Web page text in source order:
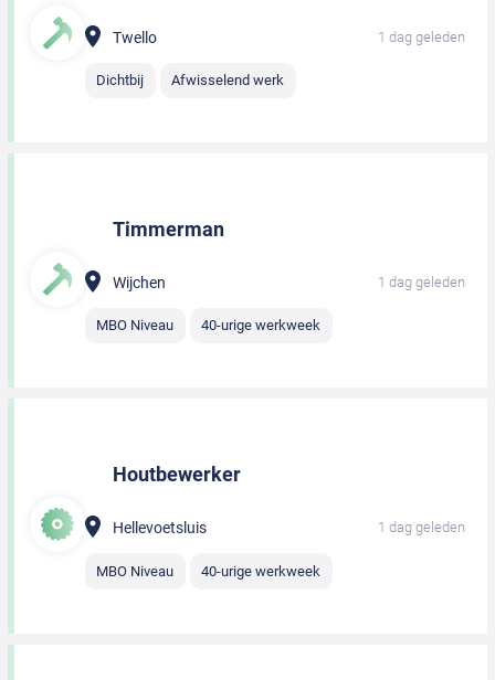
Twello 1 dag geleden
Dichtbij Afwisselend werk
Timmerman
Wijchen 1 dag geleden
MBO Niveau 40-urige werkweek
Houtbewerker
Hellevoetsluis 1 dag geleden
MBO Niveau 40-urige werkweek